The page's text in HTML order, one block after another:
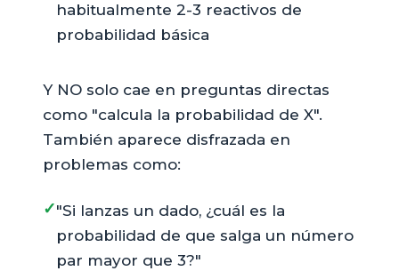
habitualmente 2-3 reactivos de
probabilidad básica
Y NO solo cae en preguntas directas
como "calcula la probabilidad de X".
También aparece disfrazada en
problemas como:
✓"Si lanzas un dado, ¿cuál es la
probabilidad de que salga un número
par mayor que 3?"